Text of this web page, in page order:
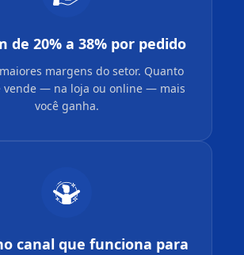
de 20% a 38% por pedido
margens do setor. Quanto
vende — na loja ou online — mais
você ganha.
canal que funciona para